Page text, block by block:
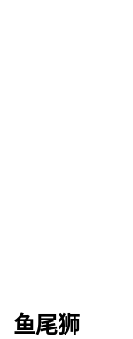
鱼尾狮